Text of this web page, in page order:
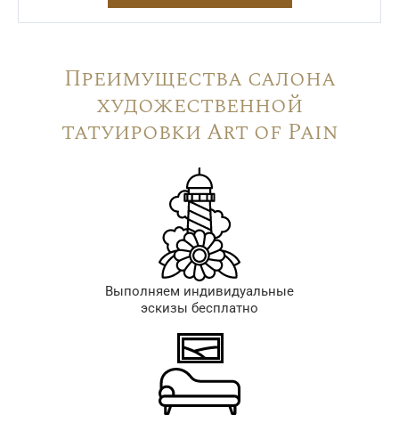
Преимущества салона
художественной
татуировки Art of Pain
Выполняем индивидуальные
эскизы бесплатно